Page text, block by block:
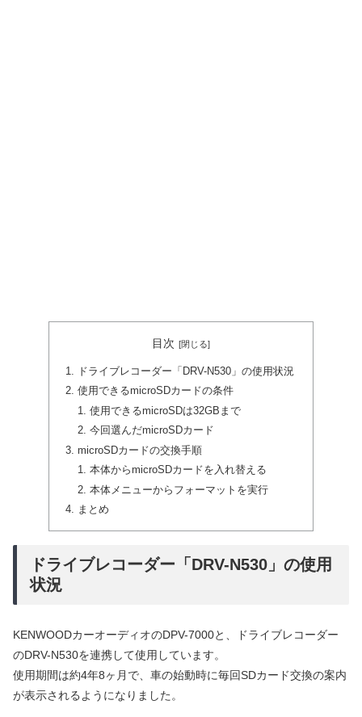
目次
ドライブレコーダー「DRV-N530」の使用状況
使用できるmicroSDカードの条件
使用できるmicroSDは32GBまで
今回選んだmicroSDカード
microSDカードの交換手順
本体からmicroSDカードを入れ替える
本体メニューからフォーマットを実行
まとめ
ドライブレコーダー「DRV-N530」の使用
状況
KENWOODカーオーディオのDPV-7000と、ドライブレコーダー
のDRV-N530を連携して使用しています。
使用期間は約4年8ヶ月で、車の始動時に毎回SDカード交換の案内
が表示されるようになりました。